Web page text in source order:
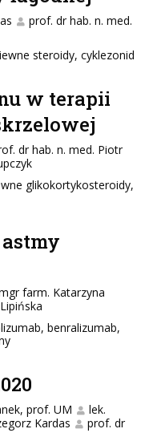
prof. dr hab. n. med.
steroidy, cyklezonid
w terapii
dr hab. n. med. Piotr
glikokortykosteroidy,
farm. Katarzyna
benralizumab,
prof. UM
lek.
Kardas
prof. dr